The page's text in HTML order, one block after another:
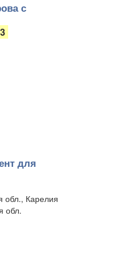
с
для
обл., Карелия
обл.